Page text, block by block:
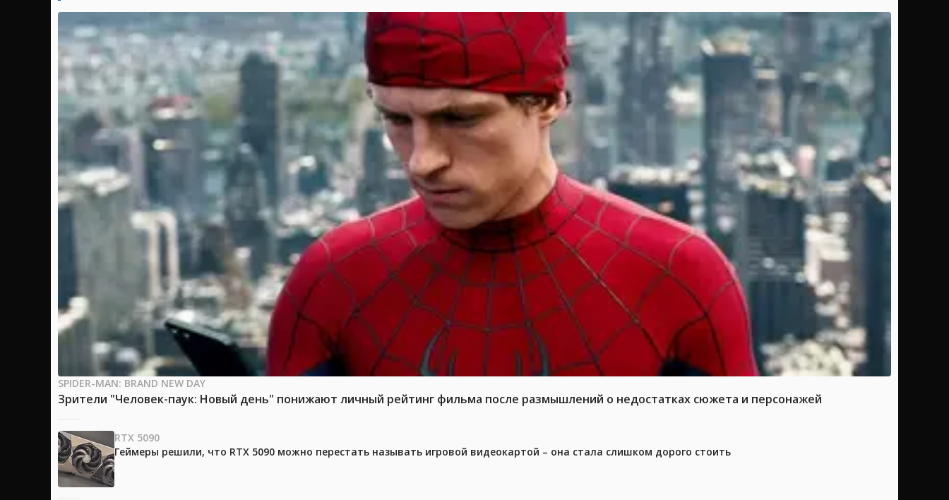
SPIDER-MAN: BRAND NEW DAY
Зрители "Человек-паук: Новый день" понижают личный рейтинг фильма после размышлений о недостатках сюжета и персонажей
RTX 5090
Геймеры решили, что RTX 5090 можно перестать называть игровой видеокартой – она стала слишком дорого стоить